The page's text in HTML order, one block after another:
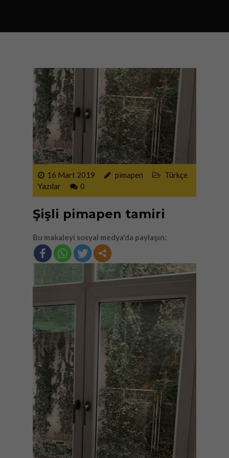
16 Mart 2019 pimapen
Türkçe
Yazılar
0
Şişli pimapen tamiri
Bu makaleyi sosyal medya'da paylaşın: